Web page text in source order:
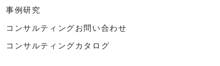
事例研究
コンサルティングお問い合わせ
コンサルティングカタログ